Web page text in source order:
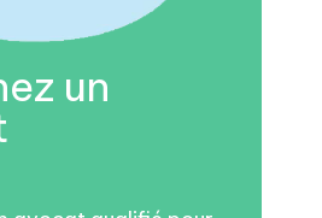
un